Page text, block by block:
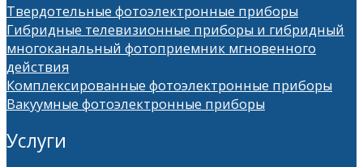
Твердотельные фотоэлектронные приборы
Гибридные телевизионные приборы и гибридный
многоканальный фотоприемник мгновенного
действия
Комплексированные фотоэлектронные приборы
Вакуумные фотоэлектронные приборы
Услуги